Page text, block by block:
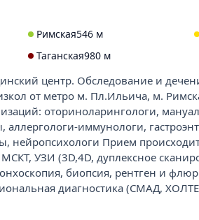
Римская546 м
Таганская980 м
центр. Обследование и
от метро м. Пл.Ильича, м.
оториноларингологи,
иммунологи,
нейропсихологи Прием
УЗИ (3D,4D, дуплексное
биопсия, рентген и
диагностика (СМАД,